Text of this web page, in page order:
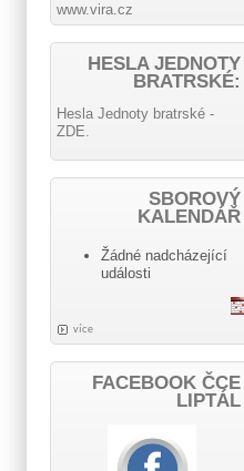
www.vira.cz
HESLA JEDNOTY
BRATRSKÉ:
Hesla Jednoty bratrské -
ZDE.
SBOROVÝ
KALENDÁŘ
Žádné nadcházející
události
více
FACEBOOK ČCE
LIPTÁL